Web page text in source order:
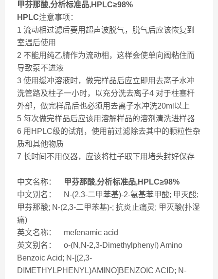
甲芬那酸,分析标准品,HPLC≥98%
HPLC注意事项：
1 流动相过滤后要用超声波脱气，脱气后应该恢复到
室温后使用
2 不能用纯乙腈作为流动相，这样会使单向阀粘住而
导致泵不进液
3 使用缓冲溶液时，做完样品后应立即用去离子水冲
洗管路及柱子一小时，以充分洗去离子4 对于柱塞杆
外部，做完样品后也必须用去离子水冲洗20ml以上
5 每次做完样品后应该用溶解样品的溶剂清洗进样器
6 用HPLC级的试剂，使用前过滤除去其中的颗粒性杂
质和其他物质
7 长时间不用仪器，应该将柱子取下用堵头封好保存
中文名称：
甲芬那酸,分析标准品,HPLC≥98%
中文别名： N-(2,3-二甲苯基)-2-氨基苯甲酸; 甲灭酸;
甲芬那酸; N-(2,3-二甲苯基)-; 抗炎止痛灵; 甲灭酸(扑湿
痛)
英文名称： mefenamic acid
英文别名： o-(N,N-2,3-Dimethylphenyl) Amino
Benzoic Acid; N-[(2,3-
DIMETHYLPHENYL)AMINO]BENZOIC ACID; N-